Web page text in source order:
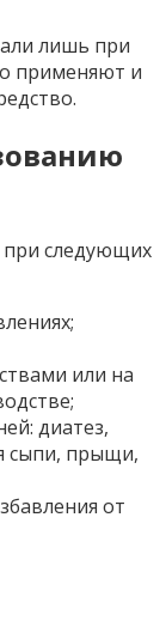
лишь при
применяют и
при следующих
или на
диатез,
сыпи, прыщи,
от